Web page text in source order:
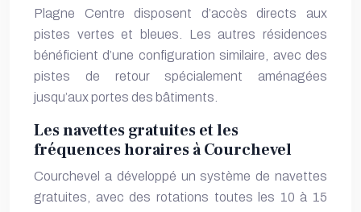
Plagne Centre disposent d’accès directs aux
pistes vertes et bleues. Les autres résidences
bénéficient d’une configuration similaire, avec des
pistes de retour spécialement aménagées
jusqu’aux portes des bâtiments.
Les navettes gratuites et les
fréquences horaires à Courchevel
Courchevel a développé un système de navettes
gratuites, avec des rotations toutes les 10 à 15